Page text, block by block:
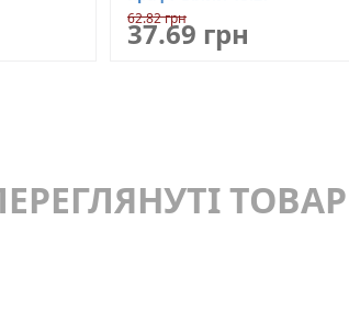
62.82 грн
37.69 грн